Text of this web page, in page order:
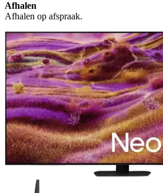
Afhalen
Afhalen op afspraak.